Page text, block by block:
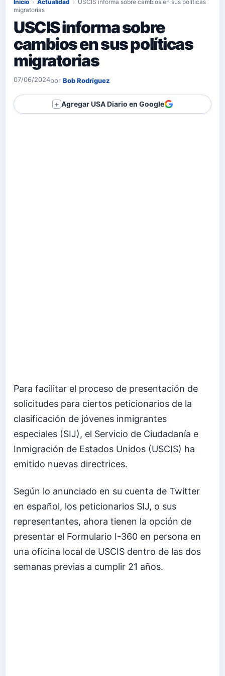
Inicio › Actualidad › USCIS informa sobre cambios en sus políticas
migratorias
USCIS informa sobre
cambios en sus políticas
migratorias
07/06/2024por Bob Rodríguez
＋ Agregar USA Diario en Google
Para facilitar el proceso de presentación de
solicitudes para ciertos peticionarios de la
clasificación de jóvenes inmigrantes
especiales (SIJ), el Servicio de Ciudadanía e
Inmigración de Estados Unidos (USCIS) ha
emitido nuevas directrices.
Según lo anunciado en su cuenta de Twitter
en español, los peticionarios SIJ, o sus
representantes, ahora tienen la opción de
presentar el Formulario I-360 en persona en
una oficina local de USCIS dentro de las dos
semanas previas a cumplir 21 años.